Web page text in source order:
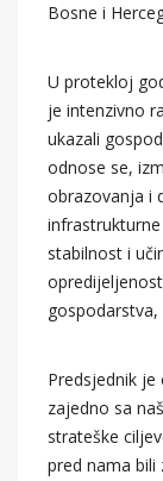
Bosne i
U protekloj
je intenzivno
ukazali
odnose se,
obrazovanja i
stabilnost i
gospodarstva,
Predsjednik
zajedno sa
strateške
pred nama bili